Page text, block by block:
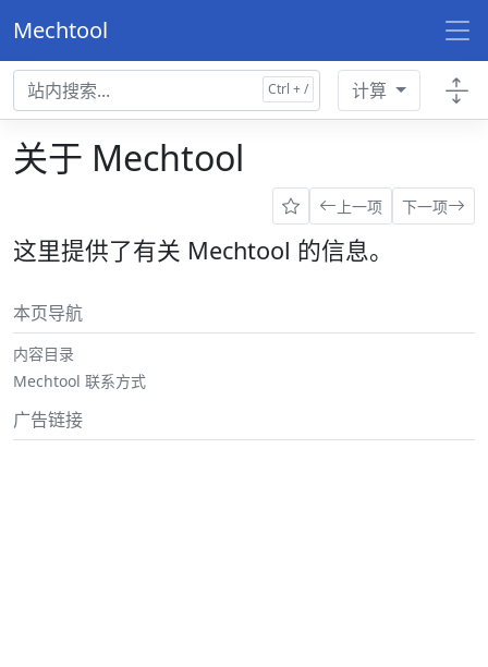
Mechtool
计算
关于 Mechtool
上一项 下一项
这里提供了有关 Mechtool 的信息。
本页导航
内容目录
Mechtool 联系方式
广告链接